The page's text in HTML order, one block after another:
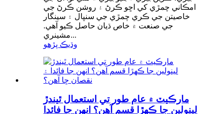
امڪاني چمڙي کي اڇو ڪرڻ ۽ روشن ڪرڻ جي
خاصيتن جي ڪري چمڙي جي سنڀال ۽ سينگار
جي صنعت ۾ خاص ڌيان حاصل ڪيو آهي.
مشينري...
وڌيڪ پڙهو
مارڪيٽ ۾ عام طور تي استعمال ٿيندڙ
لينولين جا ڪهڙا قسم آهن؟ انهن جا فائدا